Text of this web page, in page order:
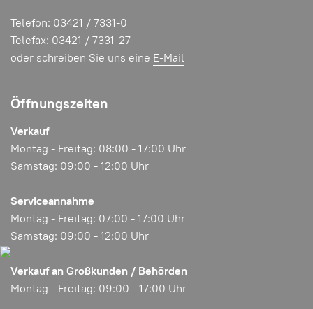
Opel Mokka-e | 20.490,- EUR
Telefon: 03421 / 7331-0
Telefax: 03421 / 7331-27
oder schreiben Sie uns eine E-Mail
Öffnungszeiten
Verkauf
Montag - Freitag: 08:00 - 17:00 Uhr
Samstag: 09:00 - 12:00 Uhr
Serviceannahme
Montag - Freitag: 07:00 - 17:00 Uhr
Samstag: 09:00 - 12:00 Uhr
Verkauf an Großkunden / Behörden
Montag - Freitag: 09:00 - 17:00 Uhr